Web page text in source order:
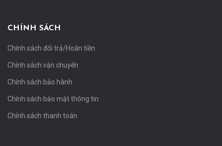
CHÍNH SÁCH
Chính sách đổi trả/Hoàn tiền
Chính sách vận chuyển
Chính sách bảo hành
Chính sách bảo mật thông tin
Chính sách thanh toán